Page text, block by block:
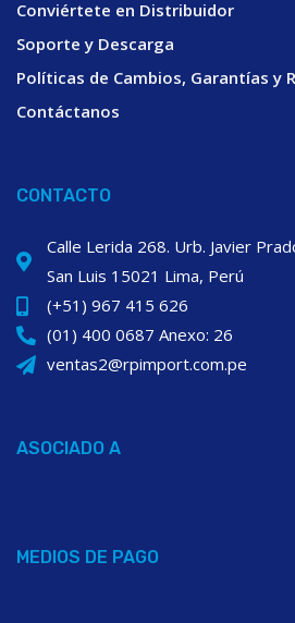
Conviértete en Distribuidor
Soporte y Descarga
Políticas de Cambios, Garantías y
Contáctanos
CONTACTO
Calle Lerida 268. Urb. Javier
San Luis 15021 Lima, Perú
(+51) 967 415 626
(01) 400 0687 Anexo: 26
ventas2@rpimport.com.pe
ASOCIADO A
MEDIOS DE PAGO